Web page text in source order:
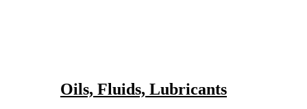
Oils, Fluids, Lubricants